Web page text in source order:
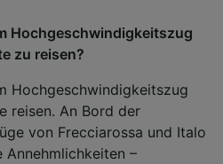
Hochgeschwindigkeitszug
zu reisen?
Hochgeschwindigkeitszug
reisen. An Bord der
von Frecciarossa und Italo
–